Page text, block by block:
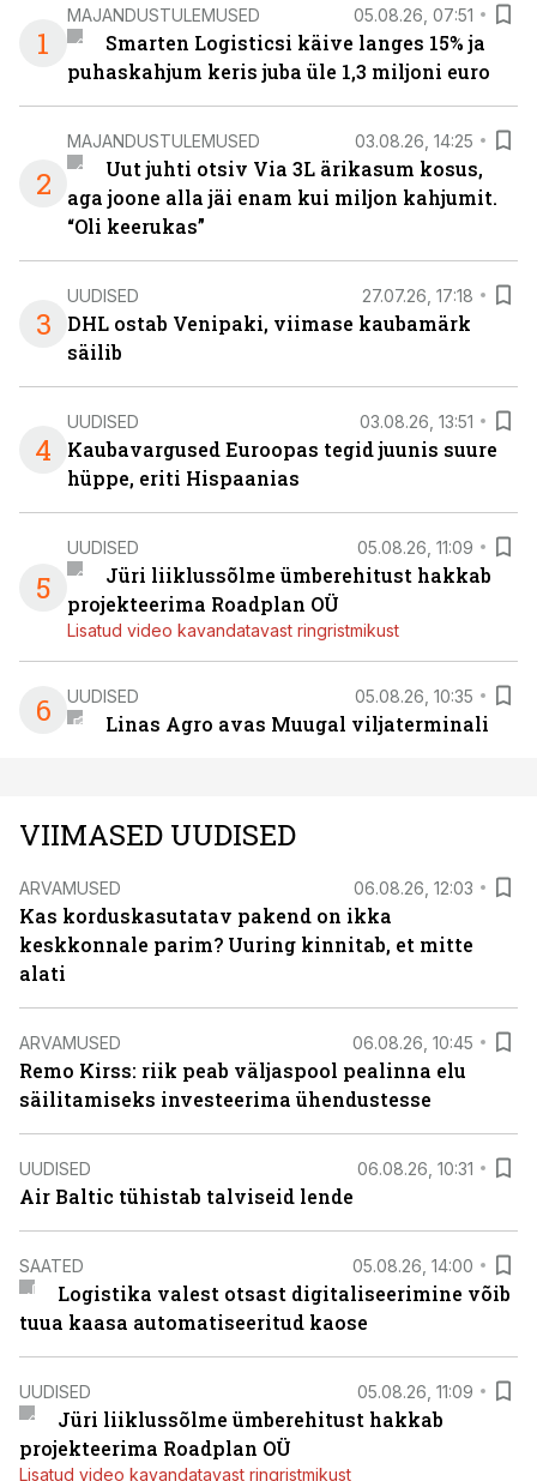
1
MAJANDUSTULEMUSED 05.08.26, 07:51
Smarten Logisticsi käive langes 15% ja
puhaskahjum keris juba üle 1,3 miljoni euro
2
MAJANDUSTULEMUSED 03.08.26, 14:25
Uut juhti otsiv Via 3L ärikasum kosus,
aga joone alla jäi enam kui miljon kahjumit.
“Oli keerukas”
3
UUDISED 27.07.26, 17:18
DHL ostab Venipaki, viimase kaubamärk
säilib
4
UUDISED 03.08.26, 13:51
Kaubavargused Euroopas tegid juunis suure
hüppe, eriti Hispaanias
5
UUDISED 05.08.26, 11:09
Jüri liiklussõlme ümberehitust hakkab
projekteerima Roadplan OÜ
Lisatud video kavandatavast ringristmikust
6 UUDISED 05.08.26, 10:35
Linas Agro avas Muugal viljaterminali
VIIMASED UUDISED
ARVAMUSED 06.08.26, 12:03
Kas korduskasutatav pakend on ikka
keskkonnale parim? Uuring kinnitab, et mitte
alati
ARVAMUSED 06.08.26, 10:45
Remo Kirss: riik peab väljaspool pealinna elu
säilitamiseks investeerima ühendustesse
UUDISED 06.08.26, 10:31
Air Baltic tühistab talviseid lende
SAATED 05.08.26, 14:00
Logistika valest otsast digitaliseerimine võib
tuua kaasa automatiseeritud kaose
UUDISED 05.08.26, 11:09
Jüri liiklussõlme ümberehitust hakkab
projekteerima Roadplan OÜ
Lisatud video kavandatavast ringristmikust